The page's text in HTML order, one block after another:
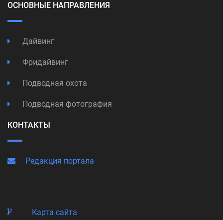
ОСНОВНЫЕ НАПРАВЛЕНИЯ
Дайвинг
Фридайвинг
Подводная охота
Подводная фотография
КОНТАКТЫ
Редакция портала
Карта сайта